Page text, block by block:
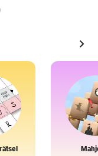
chevron_right